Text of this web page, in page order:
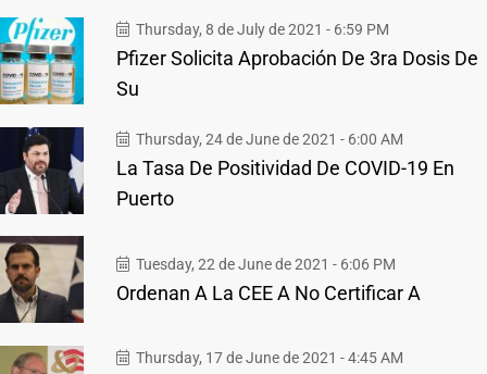
Thursday, 8 de July de 2021 - 6:59 PM
Pfizer Solicita Aprobación De 3ra Dosis De
Su
Thursday, 24 de June de 2021 - 6:00 AM
La Tasa De Positividad De COVID-19 En
Puerto
Tuesday, 22 de June de 2021 - 6:06 PM
Ordenan A La CEE A No Certificar A
Thursday, 17 de June de 2021 - 4:45 AM